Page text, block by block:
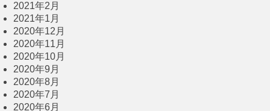
2021年2月
2021年1月
2020年12月
2020年11月
2020年10月
2020年9月
2020年8月
2020年7月
2020年6月